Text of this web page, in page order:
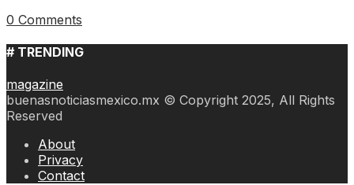
0 Comments
# TRENDING
magazine
buenasnoticiasmexico.mx © Copyright 2025, All Rights
Reserved
About
Privacy
Contact